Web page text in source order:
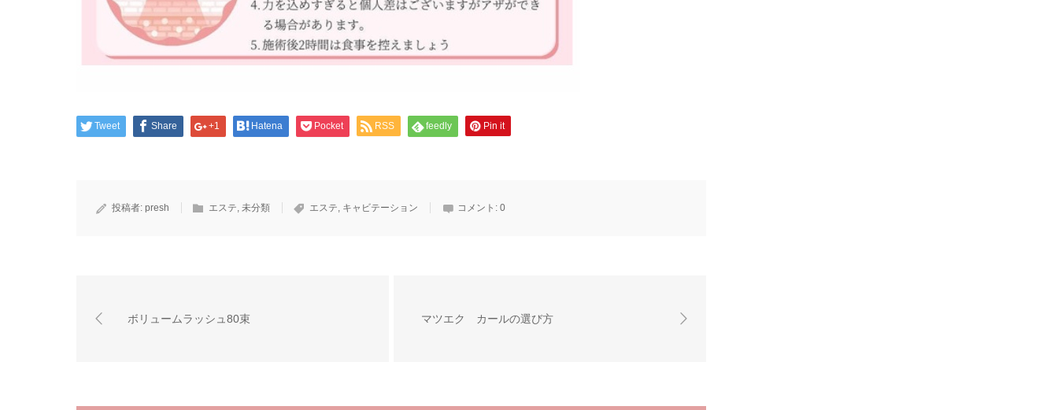
Tweet Share +1 Hatena Pocket RSS feedly Pin it
投稿者: presh エステ, 未分類 エステ, キャビテーション コメント: 0
ボリュームラッシュ80束 マツエク カールの選び方